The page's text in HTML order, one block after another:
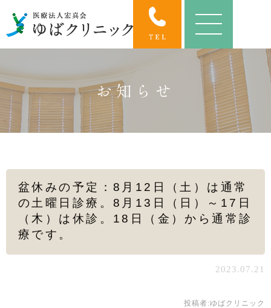
お知らせ
盆休みの予定：8月12日（土）は通常
の土曜日診療。8月13日（日）～17日
（木）は休診。18日（金）から通常診
療です。
2023.07.21
投稿者: ゆばクリニック